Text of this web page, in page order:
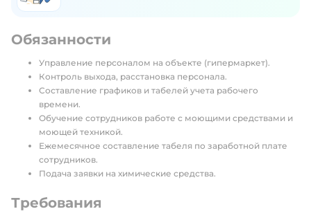
Обязанности
Управление персоналом на объекте (гипермаркет).
Контроль выхода, расстановка персонала.
Составление графиков и табелей учета рабочего
времени.
Обучение сотрудников работе с моющими средствами и
моющей техникой.
Ежемесячное составление табеля по заработной плате
сотрудников.
Подача заявки на химические средства.
Требования